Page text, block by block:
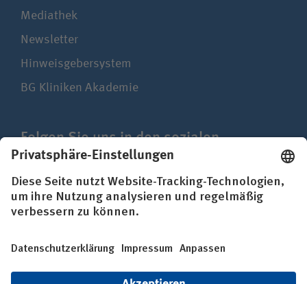
Mediathek
Newsletter
Hinweisgebersystem
BG Kliniken Akademie
Folgen Sie uns in den sozialen
Netzwerken
Impressum
Datenschutz